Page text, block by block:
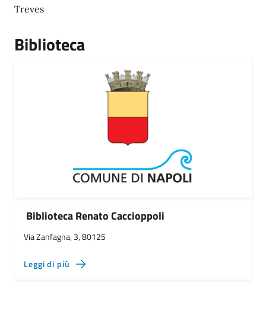
Treves
Biblioteca
Biblioteca Renato Caccioppoli
Via Zanfagna, 3, 80125
Leggi di più